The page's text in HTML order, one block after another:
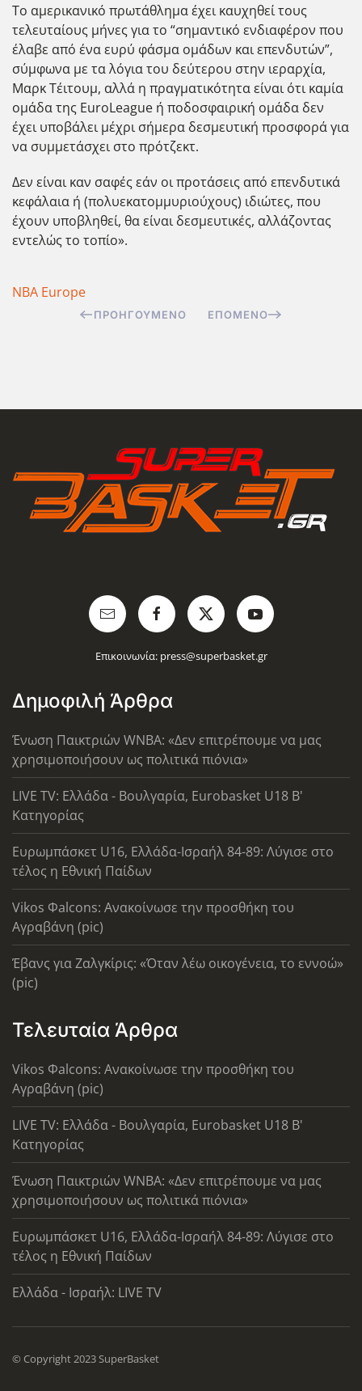
Το αμερικανικό πρωτάθλημα έχει καυχηθεί τους
τελευταίους μήνες για το “σημαντικό ενδιαφέρον που
έλαβε από ένα ευρύ φάσμα ομάδων και επενδυτών”,
σύμφωνα με τα λόγια του δεύτερου στην ιεραρχία,
Μαρκ Τέιτουμ, αλλά η πραγματικότητα είναι ότι καμία
ομάδα της EuroLeague ή ποδοσφαιρική ομάδα δεν
έχει υποβάλει μέχρι σήμερα δεσμευτική προσφορά για
να συμμετάσχει στο πρότζεκτ.
Δεν είναι καν σαφές εάν οι προτάσεις από επενδυτικά
κεφάλαια ή (πολυεκατομμυριούχους) ιδιώτες, που
έχουν υποβληθεί, θα είναι δεσμευτικές, αλλάζοντας
εντελώς το τοπίο».
NBA Europe
ΠΡΟΗΓΟΎΜΕΝΟ ΕΠΌΜΕΝΟ
Επικοινωνία: press@superbasket.gr
Δημοφιλή Άρθρα
Ένωση Παικτριών WNBA: «Δεν επιτρέπουμε να μας
χρησιμοποιήσουν ως πολιτικά πιόνια»
LIVE TV: Ελλάδα - Βουλγαρία, Eurobasket U18 Β'
Κατηγορίας
Ευρωμπάσκετ U16, Ελλάδα-Ισραήλ 84-89: Λύγισε στο
τέλος η Εθνική Παίδων
Vikos Φalcons: Ανακοίνωσε την προσθήκη του
Αγραβάνη (pic)
Έβανς για Ζαλγκίρις: «Όταν λέω οικογένεια, το εννοώ»
(pic)
Τελευταία Άρθρα
Vikos Φalcons: Ανακοίνωσε την προσθήκη του
Αγραβάνη (pic)
LIVE TV: Ελλάδα - Βουλγαρία, Eurobasket U18 Β'
Κατηγορίας
Ένωση Παικτριών WNBA: «Δεν επιτρέπουμε να μας
χρησιμοποιήσουν ως πολιτικά πιόνια»
Ευρωμπάσκετ U16, Ελλάδα-Ισραήλ 84-89: Λύγισε στο
τέλος η Εθνική Παίδων
Ελλάδα - Ισραήλ: LIVE TV
© Copyright 2023 SuperBasket